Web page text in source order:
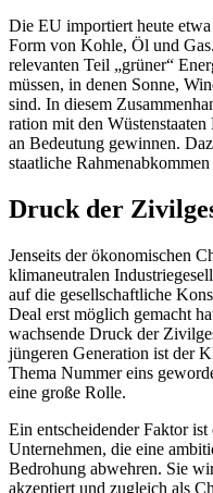
Die EU impor­tiert heute
Form von Kohle, Öl und
relevanten Teil „grüner“
müssen, in denen Sonne,
sind. In diesem
ration mit den
an Bedeutung gewinnen.
staat­liche
Druck der
Jenseits der ökono­mi­schen
klima­neu­tralen
auf die gesell­schaft­liche
Deal erst möglich gemacht
wachsende Druck der
jüngeren Generation ist der
Thema Nummer eins
eine große Rolle.
Ein entschei­dender Faktor
Unter­nehmen, die eine
Bedrohung abwehren. Sie
akzep­tiert und zugleich als